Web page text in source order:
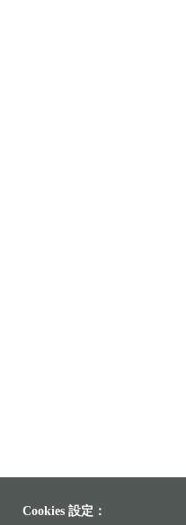
Cookies 設定：